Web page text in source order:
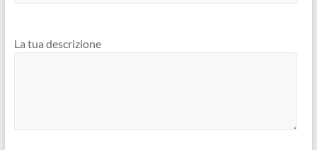
La tua descrizione